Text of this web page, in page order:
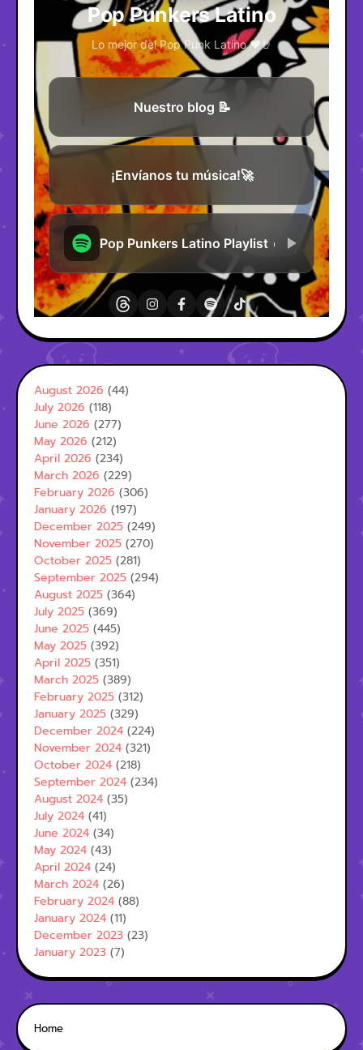
August 2026 (44)
July 2026 (118)
June 2026 (277)
May 2026 (212)
April 2026 (234)
March 2026 (229)
February 2026 (306)
January 2026 (197)
December 2025 (249)
November 2025 (270)
October 2025 (281)
September 2025 (294)
August 2025 (364)
July 2025 (369)
June 2025 (445)
May 2025 (392)
April 2025 (351)
March 2025 (389)
February 2025 (312)
January 2025 (329)
December 2024 (224)
November 2024 (321)
October 2024 (218)
September 2024 (234)
August 2024 (35)
July 2024 (41)
June 2024 (34)
May 2024 (43)
April 2024 (24)
March 2024 (26)
February 2024 (88)
January 2024 (11)
December 2023 (23)
January 2023 (7)
Home